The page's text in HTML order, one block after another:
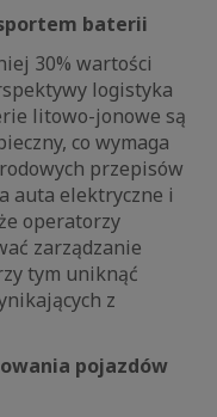
baterii
30% wartości
logistyka
litowo-jonowe są
co wymaga
przepisów
auta elektryczne i
operatorzy
zarządzanie
tym uniknąć
z
pojazdów